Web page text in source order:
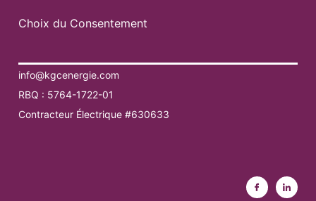
Choix du Consentement
info@kgcenergie.com
RBQ : 5764-1722-01
Contracteur Électrique #630633